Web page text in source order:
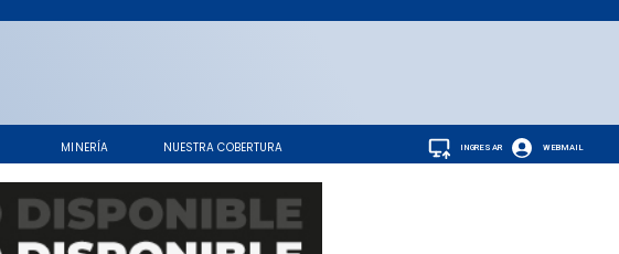
MINERÍA NUESTRA COBERTURA WEBMAIL
INGRESAR